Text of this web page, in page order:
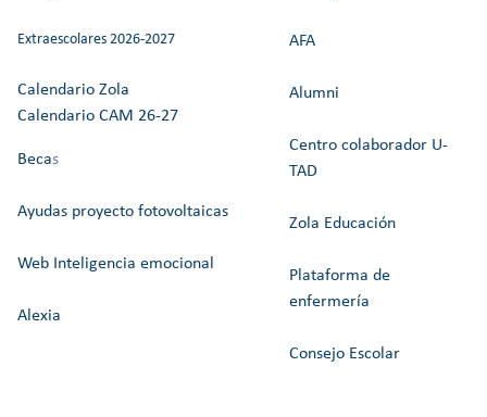
Extraescolares 2026-2027
Calendario Zola
Calendario CAM 26-27
Becas
Ayudas proyecto fotovoltaicas
Web Inteligencia emocional
Alexia
AFA
Alumni
Centro colaborador U-
TAD
Zola Educación
Plataforma de
enfermería
Consejo Escolar